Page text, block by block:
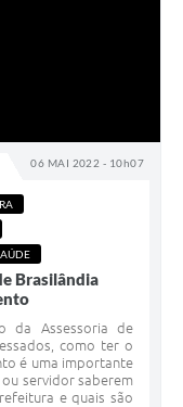
06 MAI 2022 - 10h07
Brasilândia
da Assessoria de
como ter o
é uma importante
servidor saberem
e quais são